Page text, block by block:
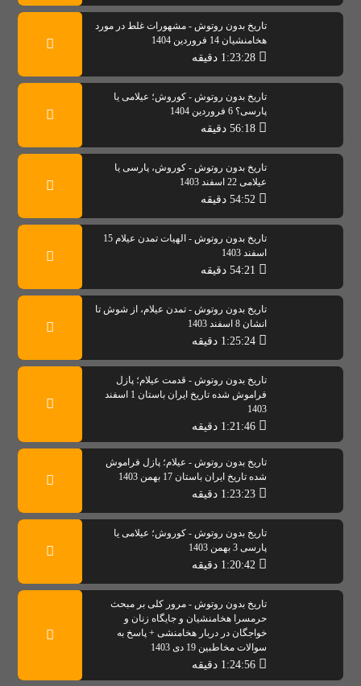
تاریخ بدون روتوش - مشهورات غلط در مورد
هخامنشیان 14 فروردین 1404
تاریخ بدون روتوش - کوروش؛ عیلامی یا
پارسی؟ 6 فروردین 1404
تاریخ بدون روتوش - کوروش، پارسی یا
عیلامی 22 اسفند 1403
تاریخ بدون روتوش - الهیات تمدن عیلام 15
اسفند 1403
تاریخ بدون روتوش - تمدن عیلام، از شوش تا
انشان 8 اسفند 1403
تاریخ بدون روتوش - قدمت عیلام؛ پازل
فراموش شده تاریخ ایران باستان 1 اسفند
1403
تاریخ بدون روتوش - عیلام؛ پازل فراموش
شده تاریخ ایران باستان 17 بهمن 1403
تاریخ بدون روتوش - کوروش؛ عیلامی یا
پارسی 3 بهمن 1403
تاریخ بدون روتوش - مرور کلی بر مبحث
حرمسرا هخامنشیان و جایگاه زنان و
خواجگان در دربار هخامنشی + پاسخ به
سوالات مخاطبین 19 دی 1403